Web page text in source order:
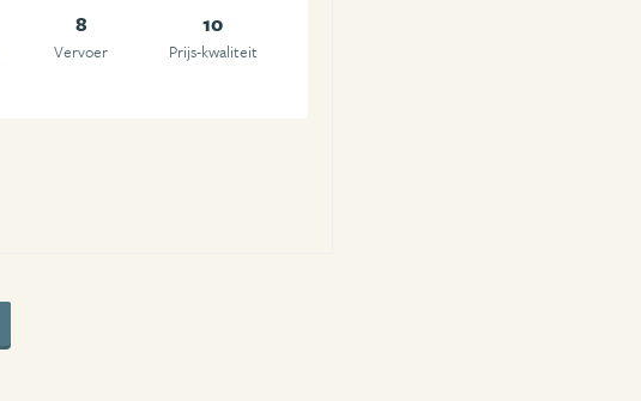
8
Vervoer
10
Prijs-kwaliteit